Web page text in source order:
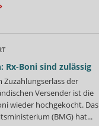
Rx-Boni sind zulässig
Zuzahlungserlass der
Versender ist die
wieder hochgekocht. Das
(BMG) hat...